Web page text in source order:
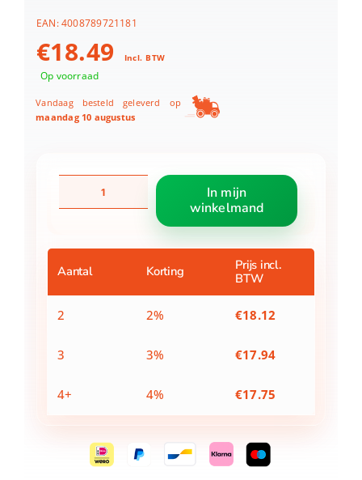
EAN:4008789721181
€18.49 Incl. BTW
Op voorraad
Vandaag besteld geleverd op
maandag 10 augustus
72118
Drakenridder
aantal
In mijn
winkelmand
Aantal Korting
Prijs incl.
BTW
2 2% €18.12
3 3% €17.94
4+ 4% €17.75